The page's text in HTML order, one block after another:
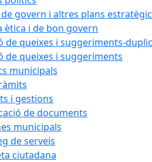
de govern i altres plans
ètica i de bon govern
de queixes i suggeriments-
de queixes i suggeriments
municipals
i gestions
de documents
municipals
de serveis
ciutadana